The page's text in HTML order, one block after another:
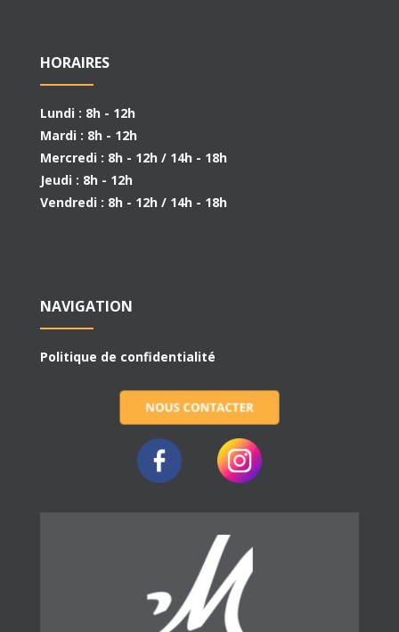
HORAIRES
Lundi : 8h - 12h
Mardi : 8h - 12h
Mercredi : 8h - 12h / 14h - 18h
Jeudi : 8h - 12h
Vendredi : 8h - 12h / 14h - 18h
NAVIGATION
Politique de confidentialité